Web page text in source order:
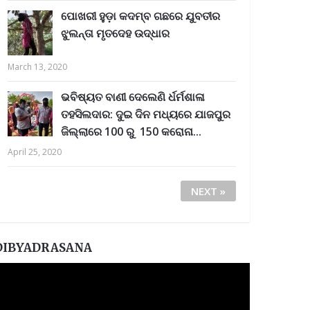
ପୋଖରୀ ହୁଡ଼ା କଦମ୍ବ ଗଛରେ ଯୁବତୀର
ଝୁଲନ୍ତା ମୃତଦେହ ଉଦ୍ଧାର
March 13, 2020
ଭବିଷ୍ୟତ ବାଣୀ ଦେଲେଣି ର୍ଧର୍ମଶାଳା
ତହସିଲଦାର: ଦୁଇ ଦିନ ମଧ୍ୟରେ ଯାଜପୁର
ଜିଲ୍ଲାରେ 100 ରୁ 150 କରୋନା...
April 25, 2020
NEXT »